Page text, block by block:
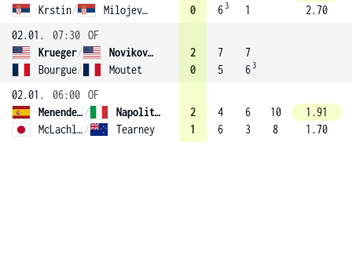
Krstin/ Milojevic
0
6 3
1
2.70
02.01.
07:30 OF
Krueger/
Novikov (2)
Bourgue/ Moutet
2
0
7
5
7
6 3
02.01. 06:00 OF
Menendez-Maceiras /
Napolitano
McLachlan / Tearney
2
1
4
6
6
3
10
8
1.91
1.70